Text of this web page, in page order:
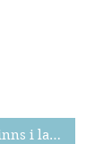
i lager